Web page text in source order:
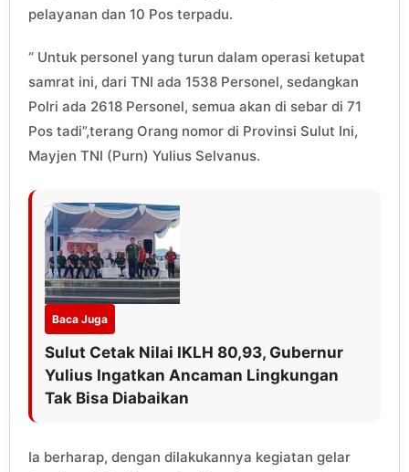
pelayanan dan 10 Pos terpadu.
“ Untuk personel yang turun dalam operasi ketupat
samrat ini, dari TNI ada 1538 Personel, sedangkan
Polri ada 2618 Personel, semua akan di sebar di 71
Pos tadi”,terang Orang nomor di Provinsi Sulut Ini,
Mayjen TNI (Purn) Yulius Selvanus.
Baca Juga
Sulut Cetak Nilai IKLH 80,93, Gubernur
Yulius Ingatkan Ancaman Lingkungan
Tak Bisa Diabaikan
Ia berharap, dengan dilakukannya kegiatan gelar